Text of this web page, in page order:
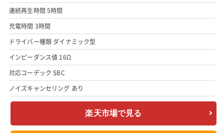
連続再生時間 5時間
充電時間 3時間
ドライバー種類 ダイナミック型
インピーダンス値 16Ω
対応コーデック SBC
ノイズキャンセリング あり
楽天市場で見る